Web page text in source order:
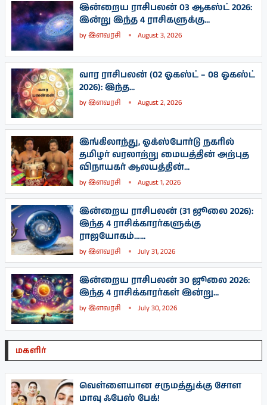
இன்றைய ராசிபலன் 03 ஆகஸ்ட் 2026:
இன்று இந்த 4 ராசிகளுக்கு...
byஇளவரசி August 3, 2026
வார ராசிபலன் (02 ஓகஸ்ட் – 08 ஓகஸ்ட்
2026): இந்த...
byஇளவரசி August 2, 2026
இங்கிலாந்து, ஓக்ஸ்போர்டு நகரில்
தமிழர் வரலாற்று மையத்தின் அற்புத
விநாயகர் ஆலயத்தின்...
byஇளவரசி August 1, 2026
இன்றைய ராசிபலன் (31 ஜூலை 2026):
இந்த 4 ராசிக்காரர்களுக்கு
ராஜயோகம்…...
byஇளவரசி July 31, 2026
இன்றைய ராசிபலன் 30 ஜூலை 2026:
இந்த 4 ராசிக்காரர்கள் இன்று...
byஇளவரசி July 30, 2026
மகளிர்
வெள்ளையான சருமத்துக்கு சோள
மாவு ஃபேஸ் பேக்!